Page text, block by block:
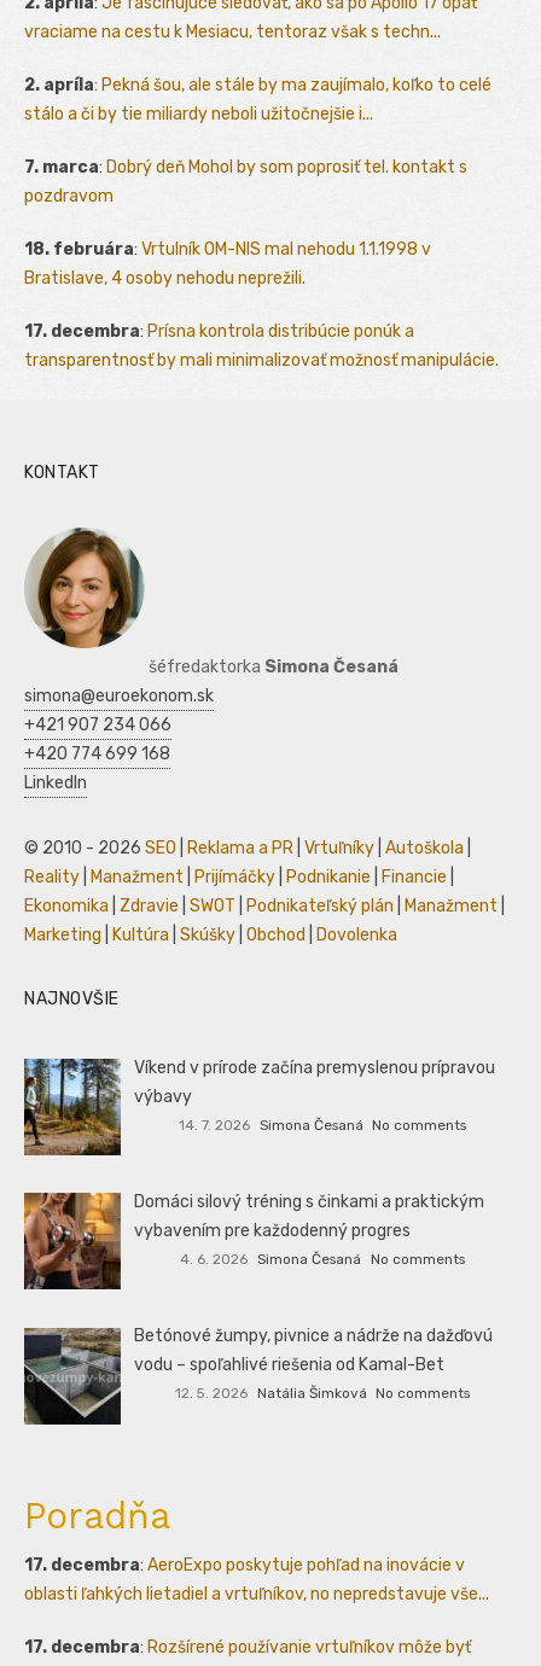
vraciame na cestu k Mesiacu, tentoraz však s techn...
2. apríla: Pekná šou, ale stále by ma zaujímalo, koľko to celé
stálo a či by tie miliardy neboli užitočnejšie i...
7. marca: Dobrý deň Mohol by som poprosiť tel. kontakt s
pozdravom
18. februára: Vrtulník OM-NIS mal nehodu 1.1.1998 v
Bratislave, 4 osoby nehodu neprežili.
17. decembra: Prísna kontrola distribúcie ponúk a
transparentnosť by mali minimalizovať možnosť manipulácie.
KONTAKT
šéfredaktorka Simona Česaná
simona@euroekonom.sk
+421 907 234 066
+420 774 699 168
LinkedIn
© 2010 - 2026 SEO Reklama a PR Vrtuľníky Autoškola
Reality
Manažment Prijímáčky Podnikanie Financie
Ekonomika
Zdravie SWOT Podnikateľský plán Manažment
Marketing
Kultúra Skúšky Obchod Dovolenka
NAJNOVŠIE
Víkend v prírode začína premyslenou prípravou
výbavy
14. 7. 2026 Simona Česaná No comments
Domáci silový tréning s činkami a praktickým
vybavením pre každodenný progres
4. 6. 2026 Simona Česaná No comments
Betónové žumpy, pivnice a nádrže na dažďovú
vodu – spoľahlivé riešenia od Kamal-Bet
12. 5. 2026 Natália Šimková No comments
Poradňa
17. decembra: AeroExpo poskytuje pohľad na inovácie v
oblasti ľahkých lietadiel a vrtuľníkov, no nepredstavuje vše...
17. decembra: Rozšírené používanie vrtuľníkov môže byť